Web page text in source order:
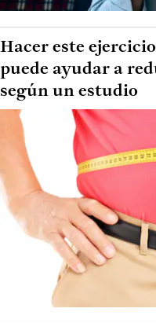
Hacer este
puede ayudar a
según un estudio